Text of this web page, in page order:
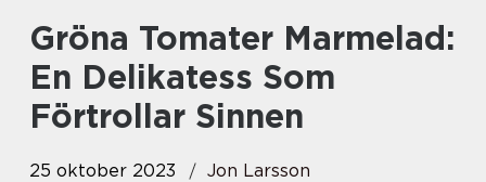
Gröna Tomater Marmelad:
En Delikatess Som
Förtrollar Sinnen
25 oktober 2023
Jon Larsson